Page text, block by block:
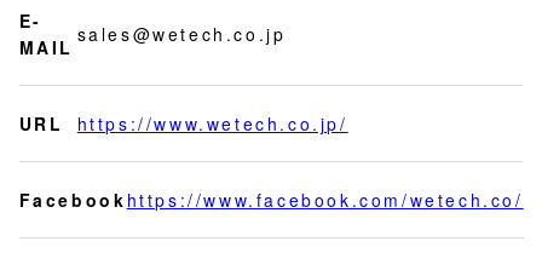
E-
MAIL
sales@wetech.co.jp
URL https://www.wetech.co.jp/
Facebook https://www.facebook.com/wetech.co/